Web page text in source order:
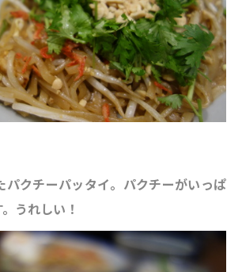
パクチーパッタイ。パクチーがいっぱ
うれしい！